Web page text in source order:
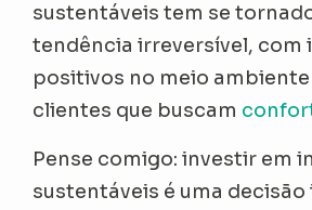
sustentáveis tem se
tendência irreversível, com
positivos no meio
clientes que buscam
Pense comigo: investir em
sustentáveis é uma